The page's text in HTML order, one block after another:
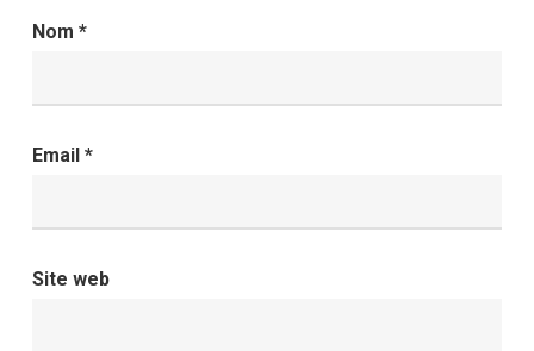
Nom *
Email *
Site web